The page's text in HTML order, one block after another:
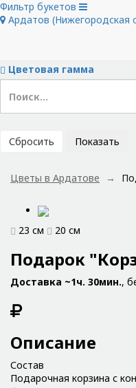
Фильтр букетов
Ардатов (Нижегородская
Скрыть фильтры
Тип букета
Цветовая гамма
Сбросить Показать
Цветы в Ардатове
23 см 20 см
Подарок
Доставка ~1ч. 30мин.,
Описание
Состав
Подарочная корзина с